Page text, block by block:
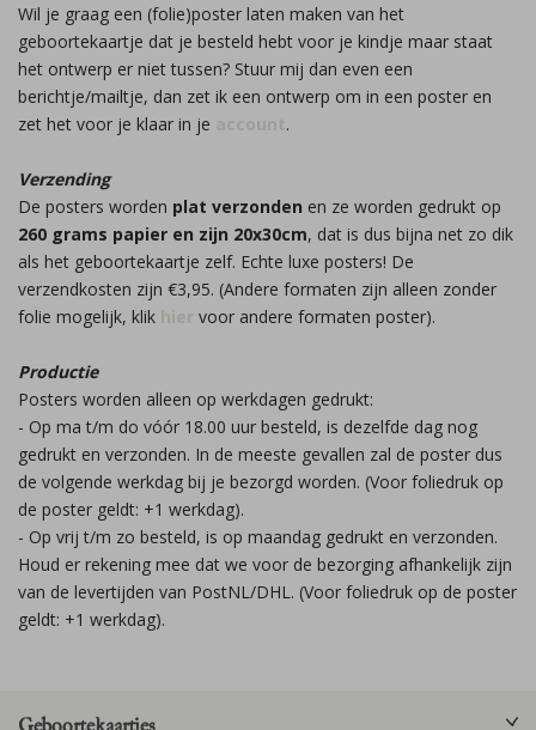
Wil je graag een (folie)poster laten maken van het
geboortekaartje dat je besteld hebt voor je kindje maar staat
het ontwerp er niet tussen? Stuur mij dan even een
berichtje/mailtje, dan zet ik een ontwerp om in een poster en
zet het voor je klaar in je account.
Verzending
De posters worden plat verzonden en ze worden gedrukt op
260 grams papier en zijn 20x30cm, dat is dus bijna net zo dik
als het geboortekaartje zelf. Echte luxe posters! De
verzendkosten zijn €3,95. (Andere formaten zijn alleen zonder
folie mogelijk, klik hier voor andere formaten poster).
Productie
Posters worden alleen op werkdagen gedrukt:
- Op ma t/m do vóór 18.00 uur besteld, is dezelfde dag nog
gedrukt en verzonden. In de meeste gevallen zal de poster dus
de volgende werkdag bij je bezorgd worden. (Voor foliedruk op
de poster geldt: +1 werkdag).
- Op vrij t/m zo besteld, is op maandag gedrukt en verzonden.
Houd er rekening mee dat we voor de bezorging afhankelijk zijn
van de levertijden van PostNL/DHL. (Voor foliedruk op de poster
geldt: +1 werkdag).